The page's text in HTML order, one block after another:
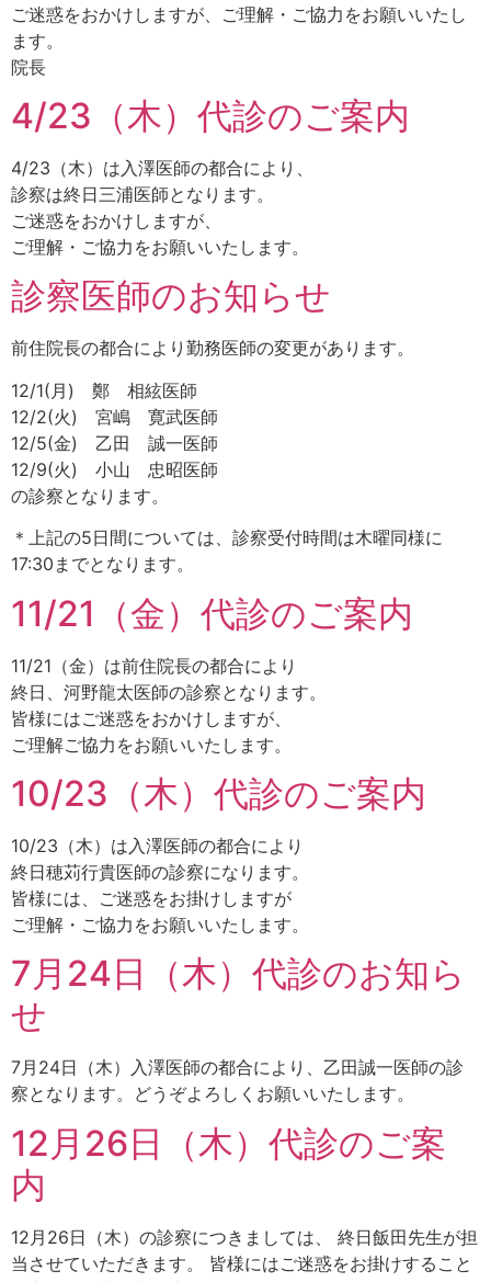
ご迷惑をおかけしますが、ご理解・ご協力をお願いいたし
ます。
院長
4/23（木）代診のご案内
4/23（木）は入澤医師の都合により、
診察は終日三浦医師となります。
ご迷惑をおかけしますが、
ご理解・ご協力をお願いいたします。
診察医師のお知らせ
前住院長の都合により勤務医師の変更があります。
12/1(月) 鄭 相絃医師
12/2(火) 宮嶋 寛武医師
12/5(金) 乙田 誠一医師
12/9(火) 小山 忠昭医師
の診察となります。
＊上記の5日間については、診察受付時間は木曜同様に
17:30までとなります。
11/21（金）代診のご案内
11/21（金）は前住院長の都合により
終日、河野龍太医師の診察となります。
皆様にはご迷惑をおかけしますが、
ご理解ご協力をお願いいたします。
10/23（木）代診のご案内
10/23（木）は入澤医師の都合により
終日穂苅行貴医師の診察になります。
皆様には、ご迷惑をお掛けしますが
ご理解・ご協力をお願いいたします。
7月24日（木）代診のお知ら
せ
7月24日（木）入澤医師の都合により、乙田誠一医師の診
察となります。どうぞよろしくお願いいたします。
12月26日（木）代診のご案
内
12月26日（木）の診察につきましては、 終日飯田先生が担
当させていただきます。 皆様にはご迷惑をお掛けすること